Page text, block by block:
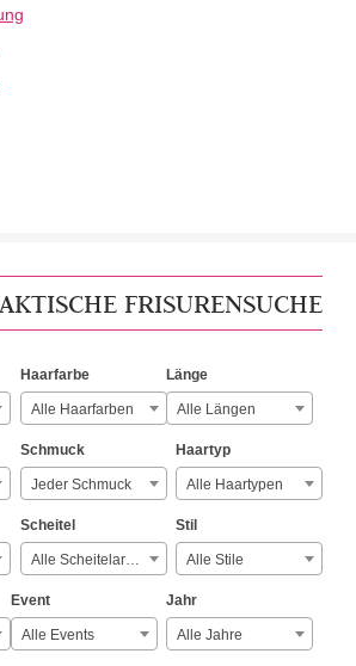
FRISURENSUCHE
Haarfarbe
Alle Haarfarben
Länge
Alle Längen
Schmuck
Jeder Schmuck
Haartyp
Alle Haartypen
Scheitel
Alle Scheitelarten
Stil
Alle Stile
Event
Alle Events
Jahr
Alle Jahre